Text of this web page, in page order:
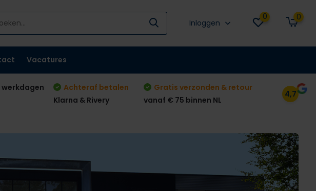
Inloggen
0 0
Vacatures
werkdagen
Achteraf betalen
Klarna & Rivery
Gratis verzonden & retour
vanaf € 75 binnen NL
4,7